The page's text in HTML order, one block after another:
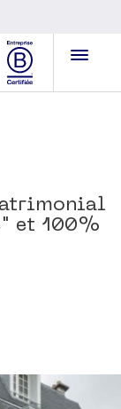
et 100%